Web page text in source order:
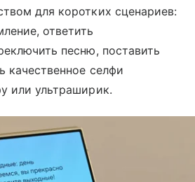
для коротких сценариев:
ответить
песню, поставить
качественное селфи
или ультраширик.